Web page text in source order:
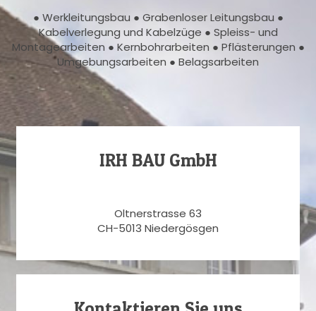
● Werkleitungsbau ● Grabenloser Leitungsbau ●
Kabelverlegung und Kabelzüge ● Spleiss- und
Montagearbeiten ● Kernbohrarbeiten ● Pflästerungen ●
Umgebungsarbeiten ● Belagsarbeiten
IRH BAU GmbH
Oltnerstrasse 63
CH-5013 Niedergösgen